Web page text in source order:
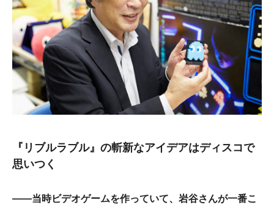
『リブルラブル』の斬新なアイデアはディスコで
思いつく
――当時ビデオゲームを作っていて、岩谷さんが一番こ